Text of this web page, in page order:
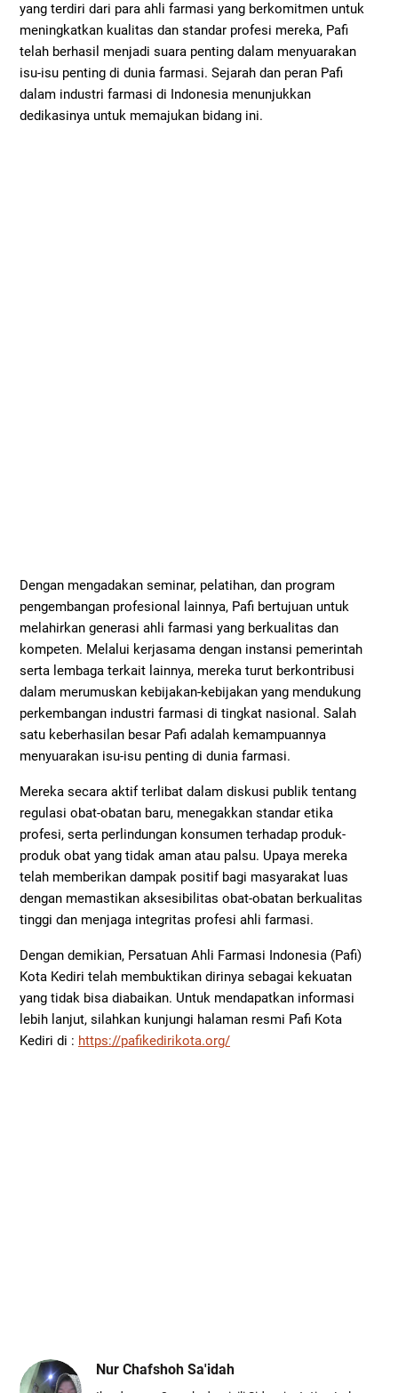
yang terdiri dari para ahli farmasi yang berkomitmen untuk
meningkatkan kualitas dan standar profesi mereka, Pafi
telah berhasil menjadi suara penting dalam menyuarakan
isu-isu penting di dunia farmasi. Sejarah dan peran Pafi
dalam industri farmasi di Indonesia menunjukkan
dedikasinya untuk memajukan bidang ini.
Dengan mengadakan seminar, pelatihan, dan program
pengembangan profesional lainnya, Pafi bertujuan untuk
melahirkan generasi ahli farmasi yang berkualitas dan
kompeten. Melalui kerjasama dengan instansi pemerintah
serta lembaga terkait lainnya, mereka turut berkontribusi
dalam merumuskan kebijakan-kebijakan yang mendukung
perkembangan industri farmasi di tingkat nasional. Salah
satu keberhasilan besar Pafi adalah kemampuannya
menyuarakan isu-isu penting di dunia farmasi.
Mereka secara aktif terlibat dalam diskusi publik tentang
regulasi obat-obatan baru, menegakkan standar etika
profesi, serta perlindungan konsumen terhadap produk-
produk obat yang tidak aman atau palsu. Upaya mereka
telah memberikan dampak positif bagi masyarakat luas
dengan memastikan aksesibilitas obat-obatan berkualitas
tinggi dan menjaga integritas profesi ahli farmasi.
Dengan demikian, Persatuan Ahli Farmasi Indonesia (Pafi)
Kota Kediri telah membuktikan dirinya sebagai kekuatan
yang tidak bisa diabaikan. Untuk mendapatkan informasi
lebih lanjut, silahkan kunjungi halaman resmi Pafi Kota
Kediri di : https://pafikedirikota.org/
Nur Chafshoh Sa'idah